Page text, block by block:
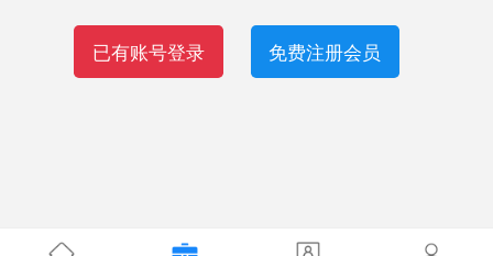
已有账号登录 免费注册会员